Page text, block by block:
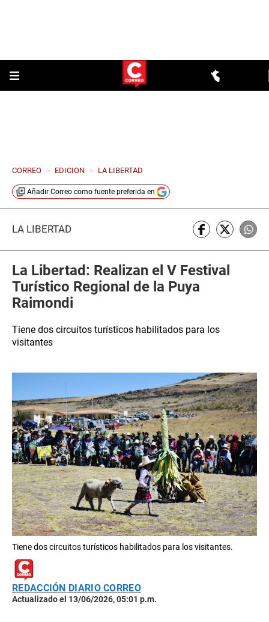
CORREO > EDICION > LA LIBERTAD
Añadir Correo como fuente preferida en
LA LIBERTAD
La Libertad: Realizan el V Festival
Turístico Regional de la Puya
Raimondi
Tiene dos circuitos turísticos habilitados para los
visitantes
Tiene dos circuitos turísticos habilitados para los visitantes.
REDACCIÓN DIARIO CORREO
Actualizado el 13/06/2026, 05:01 p.m.